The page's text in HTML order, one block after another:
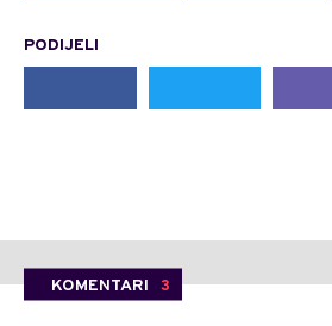
PODIJELI
KOMENTARI 3